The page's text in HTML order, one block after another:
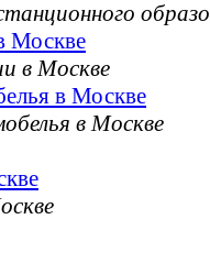
Москве
в Москве